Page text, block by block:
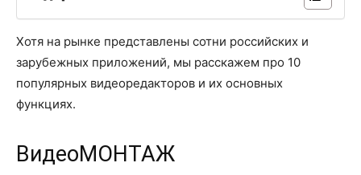
Хотя на рынке представлены сотни российских и
зарубежных приложений, мы расскажем про 10
популярных видеоредакторов и их основных
функциях.
ВидеоМОНТАЖ